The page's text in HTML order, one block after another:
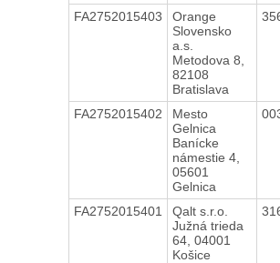
FA2752015403
Orange
Slovensko
a.s.
Metodova 8,
82108
Bratislava
FA2752015402
Mesto
Gelnica
Banícke
námestie 4,
05601
Gelnica
FA2752015401
Qalt s.r.o.
Južná trieda
64, 04001
Košice